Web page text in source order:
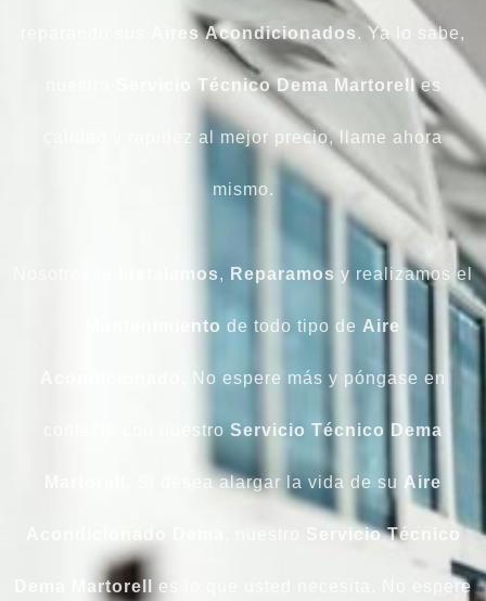
Aires Acondicionados. Ya lo sabe,
Servicio Técnico Dema Martorell es
calidad y rapidez al mejor precio, llame ahora
mismo.
Instalamos, Reparamos y realizamos el
Mantenimiento de todo tipo de Aire
No espere más y póngase en
contacto con nuestro Servicio Técnico Dema
. Si desea alargar la vida de su Aire
Servicio Técnico
Dema Martorell es lo que usted necesita. No espere